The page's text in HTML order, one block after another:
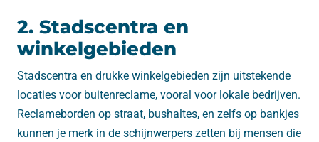
2. Stadscentra en
winkelgebieden
Stadscentra en drukke winkelgebieden zijn uitstekende
locaties voor buitenreclame, vooral voor lokale bedrijven.
Reclameborden op straat, bushaltes, en zelfs op bankjes
kunnen je merk in de schijnwerpers zetten bij mensen die